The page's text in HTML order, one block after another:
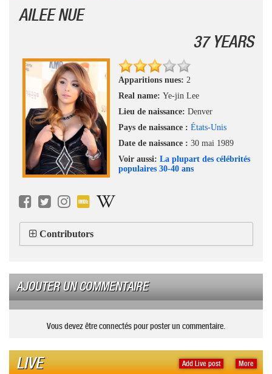
AILEE NUE
37 YEARS
Apparitions nues: 2
Real name: Ye-jin Lee
Lieu de naissance: Denver
Pays de naissance : États-Unis
Date de naissance : 30 mai 1989
Voir aussi: La plupart des célébrités
populaires 30-40 ans
Contributors
AJOUTER UN COMMENTAIRE
Vous devez être connectés pour poster un commentaire.
More
Add Live post
LIVE